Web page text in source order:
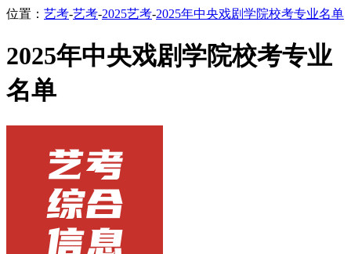
位置： 艺考-艺考-2025艺考-2025年中央戏剧学院校考专业名单
2025年中央戏剧学院校考专业
名单